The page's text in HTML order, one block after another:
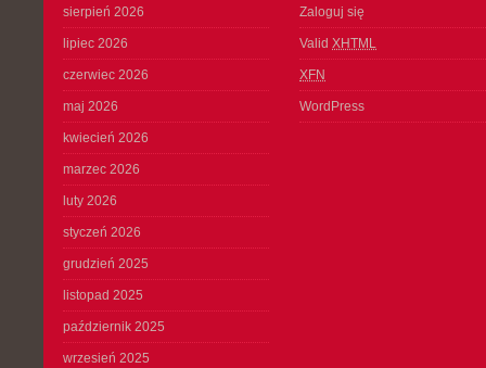
sierpień 2026
lipiec 2026
czerwiec 2026
maj 2026
kwiecień 2026
marzec 2026
luty 2026
styczeń 2026
grudzień 2025
listopad 2025
październik 2025
wrzesień 2025
Zaloguj się
Valid XHTML
XFN
WordPress